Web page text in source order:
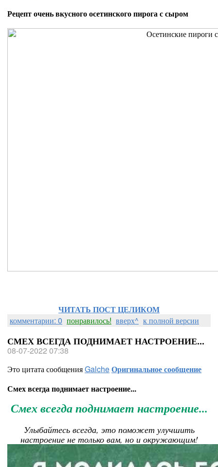
Рецепт очень вкусного осетинского пирога с сыром
ЧИТАТЬ ПОСТ ЦЕЛИКОМ
комментарии: 0 понравилось! вверх^ к полной версии
СМЕХ ВСЕГДА ПОДНИМАЕТ НАСТРОЕНИЕ...
08-07-2022 07:38
Это цитата сообщенияGalcheОригинальное сообщение
Смех всегда поднимает настроение...
Смех всегда поднимает настроение...
Улыбайтесь всегда, это поможет улучшить
настроение не только вам, но и окружающим!